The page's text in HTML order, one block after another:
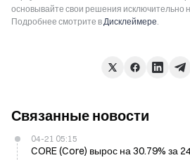
основывайте свои решения исключительно
Подробнее смотрите вДисклеймере.
Связанные новости
04-21 05:15
CORE (Core) вырос на 30.79% за